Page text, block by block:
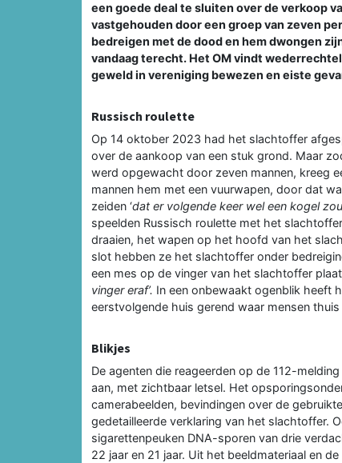
een goede deal te sluiten over de verkoop
vastgehouden door een groep van zeven
bedreigen met de dood en hem dwongen
vandaag terecht. Het OM vindt
geweld in vereniging bewezen en eiste
Russisch roulette
Op 14 oktober 2023 had het slachtoffer
over de aankoop van een stuk grond. Maar
werd opgewacht door zeven mannen, kreeg
mannen hem met een vuurwapen, door dat
zeiden ‘dat er volgende keer wel een kogel
speelden Russisch roulette met het
draaien, het wapen op het hoofd van het
slot hebben ze het slachtoffer onder
een mes op de vinger van het slachtoffer
vinger eraf’. In een onbewaakt ogenblik heeft
eerstvolgende huis gerend waar mensen
Blikjes
De agenten die reageerden op de 112-
aan, met zichtbaar letsel. Het
camerabeelden, bevindingen over de
gedetailleerde verklaring van het slachtoffer.
sigarettenpeuken DNA-sporen van drie
22 jaar en 21 jaar. Uit het beeldmateriaal en